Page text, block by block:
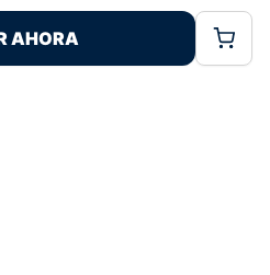
de Privacidad
AHORA
Ofertas Sin Límites